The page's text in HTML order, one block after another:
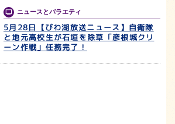
ニュースとバラエティ
5月28日【びわ湖放送ニュース】自衛隊
と地元高校生が石垣を除草「彦根城クリ
ーン作戦」任務完了！